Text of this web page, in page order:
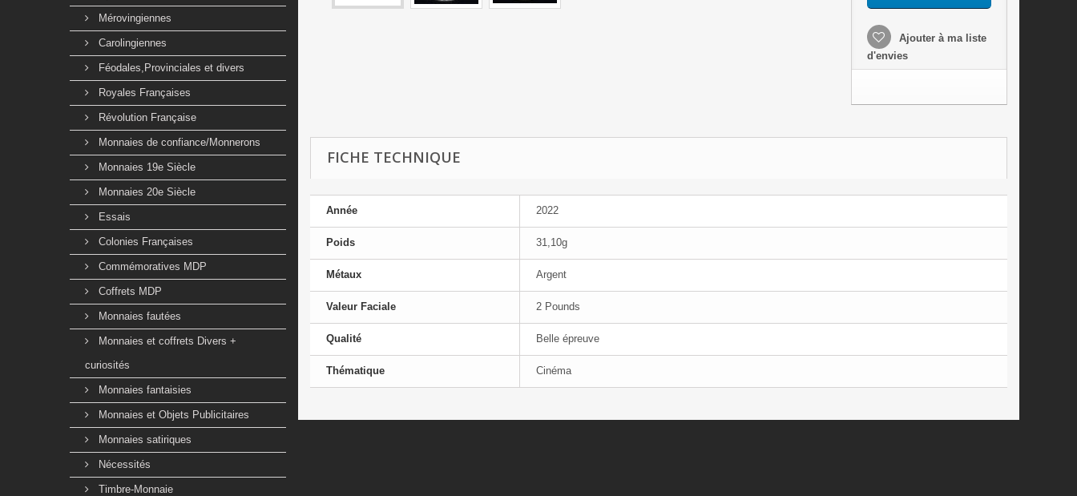
Mérovingiennes
Carolingiennes
Féodales,Provinciales et divers
Royales Françaises
Révolution Française
Monnaies de confiance/Monnerons
Monnaies 19e Siècle
Monnaies 20e Siècle
Essais
Colonies Françaises
Commémoratives MDP
Coffrets MDP
Monnaies fautées
Monnaies et coffrets Divers +
curiosités
Monnaies fantaisies
Monnaies et Objets Publicitaires
Monnaies satiriques
Nécessités
Timbre-Monnaie
Ajouter à ma liste
d'envies
FICHE TECHNIQUE
Année 2022
Poids 31,10g
Métaux Argent
Valeur Faciale 2 Pounds
Qualité Belle épreuve
Thématique Cinéma